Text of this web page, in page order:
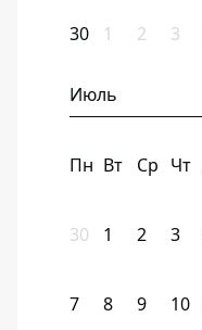
30 1 2 3
Июль
Пн Вт Ср Чт
30 1 2 3
7 8 9 10